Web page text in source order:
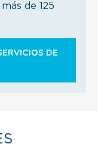
de 125
DE